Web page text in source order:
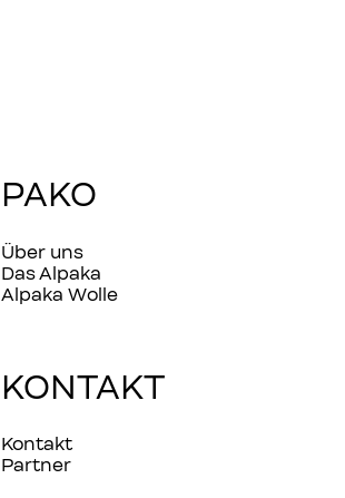
PAKO
Über uns
Das Alpaka
Alpaka Wolle
KONTAKT
Kontakt
Partner